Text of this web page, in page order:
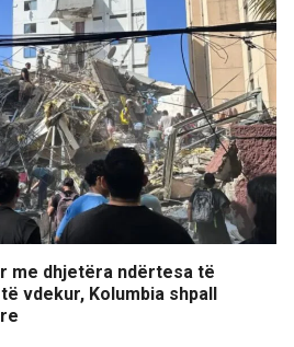
me dhjetëra ndërtesa të
vdekur, Kolumbia shpall